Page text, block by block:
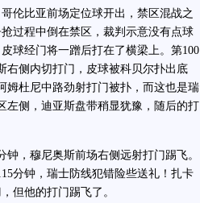
比亚前场定位球开出，禁区混战之
过程中倒在禁区，裁判示意没有点球
球经门将一蹭后打在了横梁上。第100
右侧内切打门，皮球被科贝尔扑出底
姆杜尼中路劲射打门被扑，而这也是瑞
左侧，迪亚斯盘带稍显犹豫，随后的打
，穆尼奥斯前场右侧远射打门踢飞。
分钟，瑞士防线犯错险些送礼！扎卡
但他的打门踢飞了。